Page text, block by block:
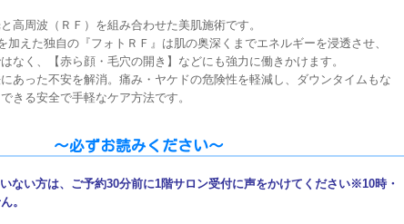
高周波（ＲＦ）を組み合わせた美肌施術です。
加えた独自の『フォトＲＦ』は肌の奥深くまでエネルギーを浸透させ、
なく、【赤ら顔・毛穴の開き】などにも強力に働きかけます。
あった不安を解消。痛み・ヤケドの危険性を軽減し、ダウンタイムもな
きる安全で手軽なケア方法です。
～必ずお読みください～
ない方は、ご予約30分前に1階サロン受付に声をかけてください※10時・
。